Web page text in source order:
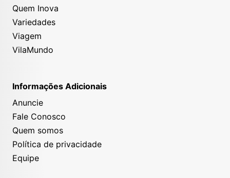
Quem Inova
Variedades
Viagem
VilaMundo
Informações Adicionais
Anuncie
Fale Conosco
Quem somos
Política de privacidade
Equipe